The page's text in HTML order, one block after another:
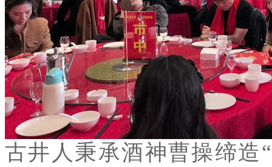
古井人秉承酒神曹操缔造“